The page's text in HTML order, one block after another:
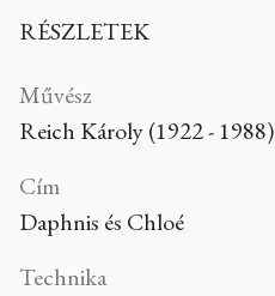
RÉSZLETEK
Művész
Reich Károly (1922 - 1988)
Cím
Daphnis és Chloé
Technika